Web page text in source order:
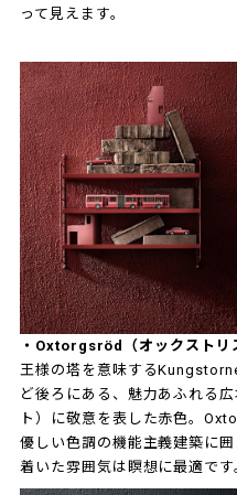
って見えます。
・Oxtorgsröd（オックストリ
王様の塔を意味する
ど後ろにある、魅力あふれる
ト）に敬意を表した赤色。
優しい色調の機能主義建築に
着いた雰囲気は瞑想に最適です